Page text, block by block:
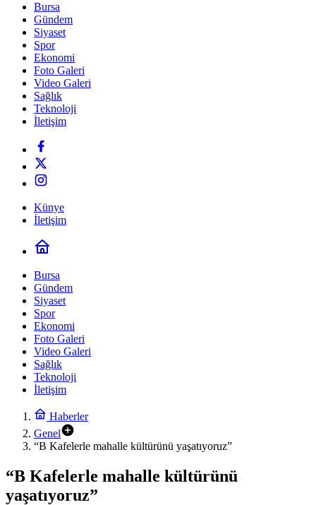
Bursa
Gündem
Siyaset
Spor
Ekonomi
Foto Galeri
Video Galeri
Sağlık
Teknoloji
İletişim
Künye
İletişim
Bursa
Gündem
Siyaset
Spor
Ekonomi
Foto Galeri
Video Galeri
Sağlık
Teknoloji
İletişim
Haberler
Genel
“B Kafelerle mahalle kültürünü yaşatıyoruz”
“B Kafelerle mahalle kültürünü
yaşatıyoruz”